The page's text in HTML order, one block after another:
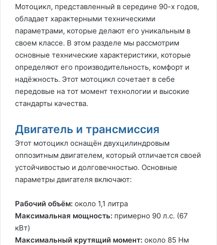
Мотоцикл, представленный в середине 90-х годов,
обладает характерными техническими
параметрами, которые делают его уникальным в
своем классе. В этом разделе мы рассмотрим
основные технические характеристики, которые
определяют его производительность, комфорт и
надёжность. Этот мотоцикл сочетает в себе
передовые на тот момент технологии и высокие
стандарты качества.
Двигатель и трансмиссия
Этот мотоцикл оснащён двухцилиндровым
оппозитным двигателем, который отличается своей
устойчивостью и долговечностью. Основные
параметры двигателя включают:
Рабочий объём: около 1,1 литра
Максимальная мощность: примерно 90 л.с. (67
кВт)
Максимальный крутящий момент: около 85 Нм